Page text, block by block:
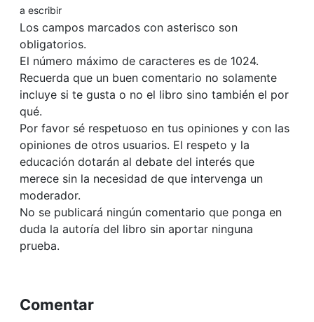
a escribir
Los campos marcados con asterisco son
obligatorios.
El número máximo de caracteres es de 1024.
Recuerda que un buen comentario no solamente
incluye si te gusta o no el libro sino también el por
qué.
Por favor sé respetuoso en tus opiniones y con las
opiniones de otros usuarios. El respeto y la
educación dotarán al debate del interés que
merece sin la necesidad de que intervenga un
moderador.
No se publicará ningún comentario que ponga en
duda la autoría del libro sin aportar ninguna
prueba.
Comentar